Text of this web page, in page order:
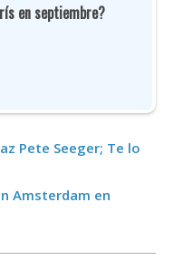
en septiembre?
Pete Seeger; Te lo
Amsterdam en